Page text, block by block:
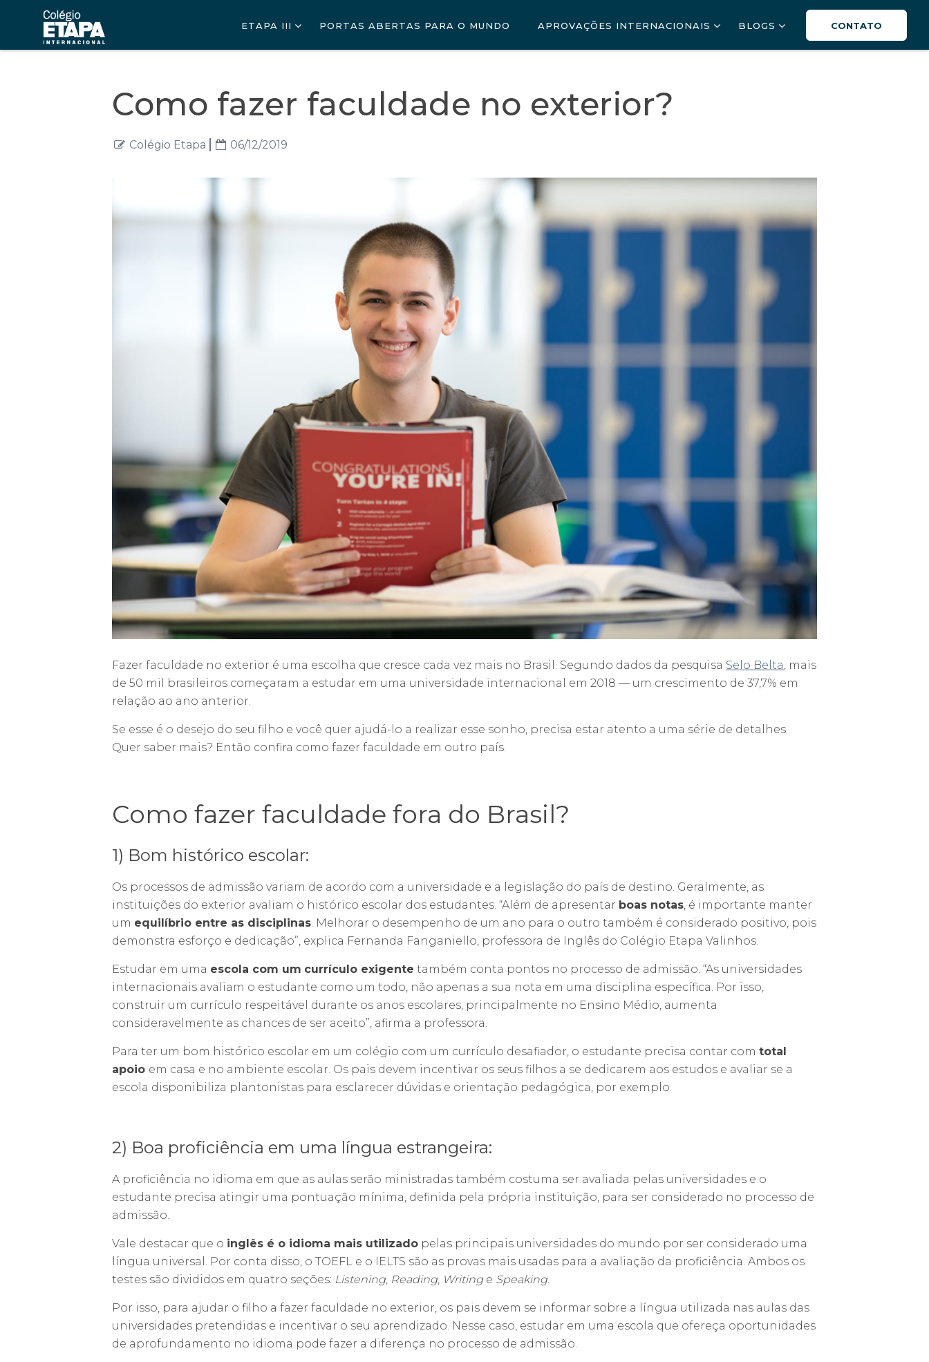
ETAPA III PORTAS ABERTAS PARA O MUNDO APROVAÇÕES INTERNACIONAIS BLOGS CONTATO
Como fazer faculdade no exterior?
Colégio Etapa 06/12/2019
Fazer faculdade no exterior é uma escolha que cresce cada vez mais no Brasil. Segundo dados da pesquisa Selo Belta, mais
de 50 mil brasileiros começaram a estudar em uma universidade internacional em 2018 — um crescimento de 37,7% em
relação ao ano anterior.
Se esse é o desejo do seu filho e você quer ajudá-lo a realizar esse sonho, precisa estar atento a uma série de detalhes.
Quer saber mais? Então confira como fazer faculdade em outro país.
Como fazer faculdade fora do Brasil?
1) Bom histórico escolar:
Os processos de admissão variam de acordo com a universidade e a legislação do país de destino. Geralmente, as
instituições do exterior avaliam o histórico escolar dos estudantes. “Além de apresentar boas notas, é importante manter
um equilíbrio entre as disciplinas. Melhorar o desempenho de um ano para o outro também é considerado positivo, pois
demonstra esforço e dedicação”, explica Fernanda Fanganiello, professora de Inglês do Colégio Etapa Valinhos.
Estudar em uma escola com um currículo exigente também conta pontos no processo de admissão. “As universidades
internacionais avaliam o estudante como um todo, não apenas a sua nota em uma disciplina específica. Por isso,
construir um currículo respeitável durante os anos escolares, principalmente no Ensino Médio, aumenta
consideravelmente as chances de ser aceito”, afirma a professora.
Para ter um bom histórico escolar em um colégio com um currículo desafiador, o estudante precisa contar com total
apoio em casa e no ambiente escolar. Os pais devem incentivar os seus filhos a se dedicarem aos estudos e avaliar se a
escola disponibiliza plantonistas para esclarecer dúvidas e orientação pedagógica, por exemplo.
2) Boa proficiência em uma língua estrangeira:
A proficiência no idioma em que as aulas serão ministradas também costuma ser avaliada pelas universidades e o
estudante precisa atingir uma pontuação mínima, definida pela própria instituição, para ser considerado no processo de
admissão.
Vale destacar que o inglês é o idioma mais utilizado pelas principais universidades do mundo por ser considerado uma
língua universal. Por conta disso, o TOEFL e o IELTS são as provas mais usadas para a avaliação da proficiência. Ambos os
testes são divididos em quatro seções: Listening, Reading, Writing e Speaking.
Por isso, para ajudar o filho a fazer faculdade no exterior, os pais devem se informar sobre a língua utilizada nas aulas das
universidades pretendidas e incentivar o seu aprendizado. Nesse caso, estudar em uma escola que ofereça oportunidades
de aprofundamento no idioma pode fazer a diferença no processo de admissão.